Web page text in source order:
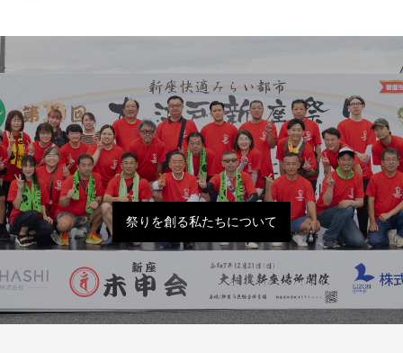
祭りを創る私たちについて